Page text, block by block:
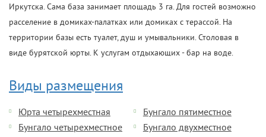
Иркутска. Сама база занимает площадь 3 га. Для гостей возможно
расселение в домиках-палатках или домиках с терассой. На
территории базы есть туалет, душ и умывальники. Столовая в
виде бурятской юрты. К услугам отдыхающих - бар на воде.
Виды размещения
Юрта четырехместная
Бунгало пятиместное
Бунгало четырехместное
Бунгало двухместное